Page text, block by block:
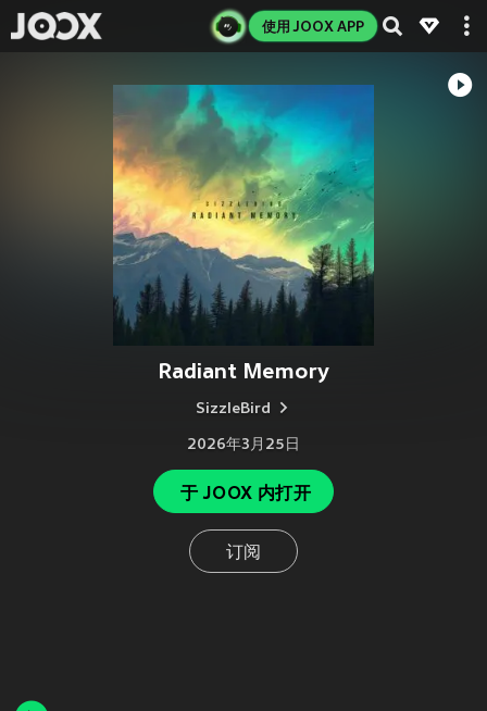
使用 JOOX APP
Radiant Memory
SizzleBird
2026年3月25日
于 JOOX 内打开
订阅